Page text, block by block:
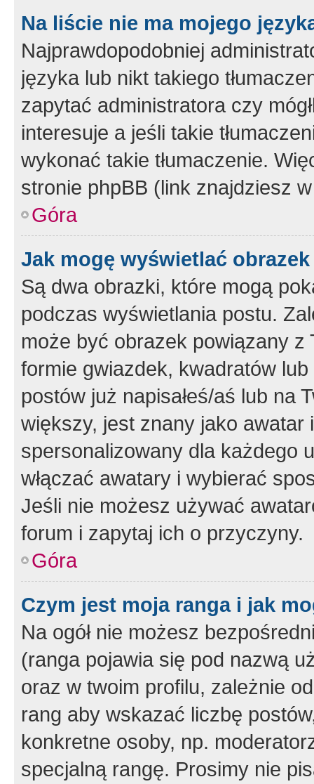
Na liście nie ma mojego
Najprawdopodobniej
języka lub nikt takiego
zapytać administratora czy
interesuje a jeśli takie
wykonać takie tłumaczenie.
stronie phpBB (link znajdziesz
Góra
Jak mogę wyświetlać
Są dwa obrazki, które mogą
podczas wyświetlania postu.
może być obrazek powiązany z
formie gwiazdek, kwadratów
postów już napisałeś/aś lub na
większy, jest znany jako
spersonalizowany dla każdego
włączać awatary i wybierać
Jeśli nie możesz używać
forum i zapytaj ich o przyczyny.
Góra
Czym jest moja ranga i jak
Na ogół nie możesz
(ranga pojawia się pod nazwą
oraz w twoim profilu, zależnie
rang aby wskazać liczbę
konkretne osoby, np.
specjalną rangę. Prosimy nie